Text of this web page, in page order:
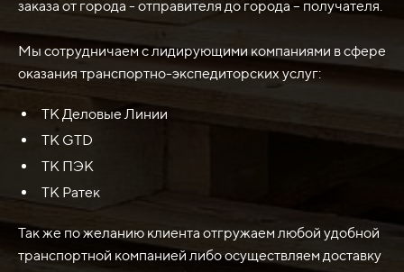
заказа от города - отправителя до города – получателя.
Мы сотрудничаем с лидирующими компаниями в сфере
оказания транспортно-экспедиторских услуг:
ТК Деловые Линии
ТК GTD
ТК ПЭК
ТК Ратек
Так же по желанию клиента отгружаем любой удобной
транспортной компанией либо осуществляем доставку
нежелательных материалов. Нож отвала
прикрепляется к специальному механизму на
передней части погрузчика и позволяет с легкостью
срезать ненужные материалы, а затем сдвинуть их в
сторону.
Нож отвала изготовлен из прочного материала с
выполнении тяжелой работы. Он также имеет
определенные размеры (2450х130х16), которые